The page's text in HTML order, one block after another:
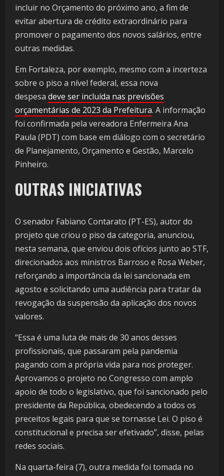
incluir no Orçamento do próximo ano, a fim de
evitar abertura de crédito extraordinário para
promover o pagamento dos novos salários, entre
outras medidas.
Em Fortaleza, por exemplo, mesmo com a incerteza
sobre o piso a nível federal, essa nova
despesa deve ser incluída nas previsões
orçamentárias de 2023 da Prefeitura. A informação
foi confirmada pela vereadora Enfermeira Ana
Paula (PDT) com base em diálogo com o secretário
de Planejamento, Orçamento e Gestão, Marcelo
Pinheiro.
OUTRAS INICIATIVAS
O senador Fabiano Contarato (PT-ES), autor do
projeto que criou o piso da categoria, anunciou,
nesta semana, que enviou dois ofícios junto ao STF,
direcionados aos ministros Barroso e Rosa Weber,
reforçando a importância da lei sancionada em
agosto e solicitando uma audiência para tratar da
revogação da suspensão da aplicação dos novos
valores.
“Essa é uma luta de mais de 30 anos desses
profissionais, que passaram pela pandemia
pagando com a própria vida para nos proteger.
Aprovamos o projeto no Congresso com amplo
apoio de todo o legislativo, que foi sancionado pelo
presidente da República, obedecendo a todos os
preceitos legais para que se tornasse Lei. O piso é
constitucional e precisa ser efetivado”, disse, pelas
redes sociais.
Na quarta-feira (7), outra medida foi tomada no